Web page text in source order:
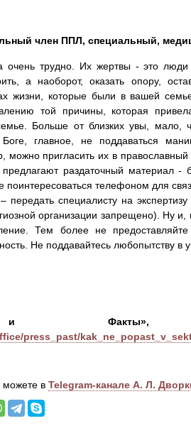
член ППЛ, специальный,
очень трудно. Их жертвы - это
а наоборот, оказать опору,
жизни, которые были в вашей
той причины, которая
Больше от близких увы, мало,
главное, не поддаваться
можно пригласить их в
раздаточный материал -
поинтересоваться телефоном для
специалисту на
организации запрещено). Ну
Тем более не
Не поддавайтесь любопытству в
и
press_past/
можете в Telegram-канале А. Л.